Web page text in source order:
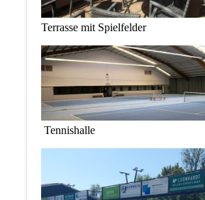
Terrasse mit Spielfelder
Tennishalle